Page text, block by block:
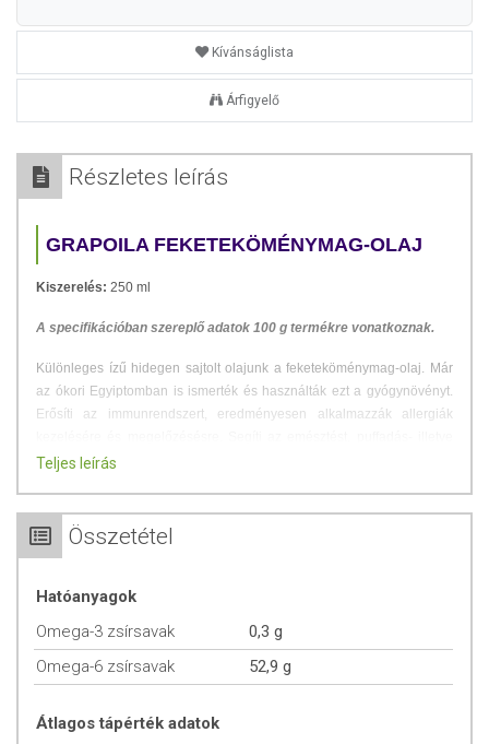
Kívánságlista
Árfigyelő
Részletes leírás
GRAPOILA FEKETEKÖMÉNYMAG-OLAJ
Kiszerelés: 250 ml
A specifikációban szereplő adatok 100 g termékre vonatkoznak.
Különleges ízű hidegen sajtolt olajunk a feketeköménymag-olaj. Már
az ókori Egyiptomban is ismerték és használták ezt a gyógynövényt.
Erősíti az immunrendszert, eredményesen alkalmazzák allergiák
görcsoldó hatása is van.
hidratáltságának megőrzéséhez. Feszesíti, ránctalanítja a bőrt,
elősegíti a pattanásos bőr ápolását.
Illóolajai közül a karvont és a limonént említjük meg, melyek
antioxidánsok: antiszeptikus, antifungális, antibakteriális hatásúak.
Zsírösszetétele kedvező, telítetlen zsírsav tartalma magas.
FELHASZNÁLÁS
A feketeköménymag-olaj kozmetikai alkalmazása is széleskörű, így
Teljes leírás
Összetétel
Hatóanyagok
Omega-3 zsírsavak
0,3 g
Omega-6 zsírsavak
52,9 g
Átlagos tápérték adatok